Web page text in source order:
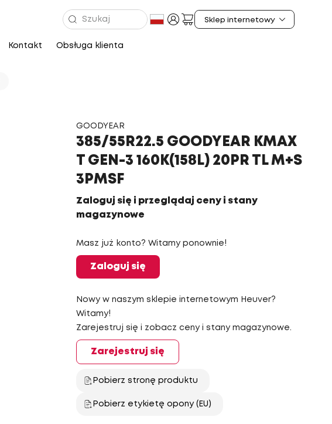
Kontakt Obsługa klienta
GOODYEAR
385/55R22.5 GOODYEAR KMAX
T GEN-3 160K(158L) 20PR TL M+S
3PMSF
Zaloguj się i przeglądaj ceny i stany
magazynowe
Masz już konto? Witamy ponownie!
Zaloguj się
Nowy w naszym sklepie internetowym Heuver?
Witamy!
Zarejestruj się i zobacz ceny i stany magazynowe.
Zarejestruj się
Pobierz stronę produktu
Pobierz etykietę opony (EU)